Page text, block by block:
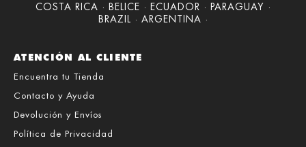
COSTA RICA · BELICE · ECUADOR · PARAGUAY ·
BRAZIL · ARGENTINA ·
ATENCIÓN AL CLIENTE
Encuentra tu Tienda
Contacto y Ayuda
Devolución y Envíos
Política de Privacidad